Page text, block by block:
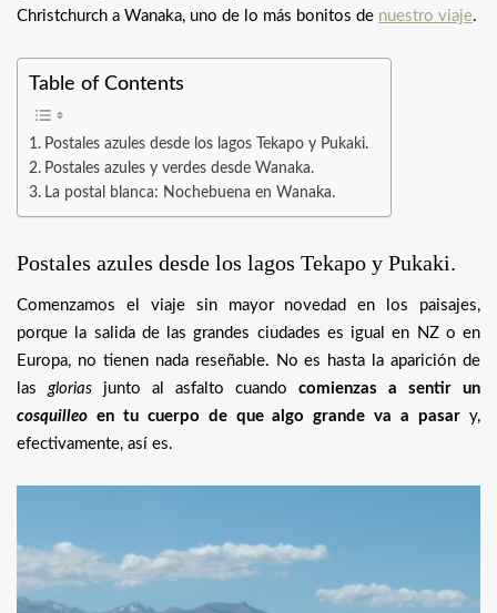
Christchurch a Wanaka, uno de lo más bonitos de nuestro viaje.
Table of Contents
Postales azules desde los lagos Tekapo y Pukaki.
Postales azules y verdes desde Wanaka.
La postal blanca: Nochebuena en Wanaka.
Postales azules desde los lagos Tekapo y Pukaki.
Comenzamos el viaje sin mayor novedad en los paisajes,
porque la salida de las grandes ciudades es igual en NZ o en
Europa, no tienen nada reseñable. No es hasta la aparición de
las glorias junto al asfalto cuando comienzas a sentir un
cosquilleo en tu cuerpo de que algo grande va a pasar y,
efectivamente, así es.